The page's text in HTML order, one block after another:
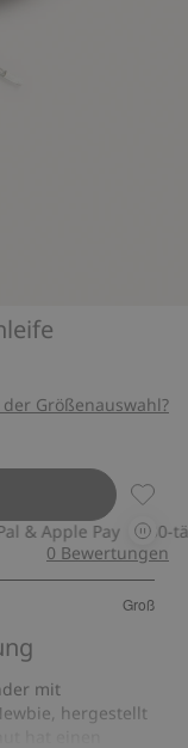
Größenauswahl?
& Apple Pay 30-
Groß
0 Bewertungen
mit
hergestellt